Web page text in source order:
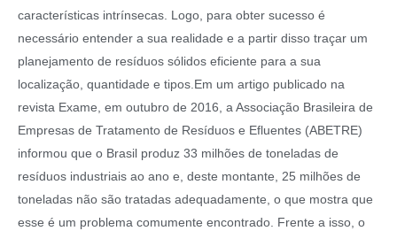
características intrínsecas. Logo, para obter sucesso é
necessário entender a sua realidade e a partir disso traçar um
planejamento de resíduos sólidos eficiente para a sua
localização, quantidade e tipos.Em um artigo publicado na
revista Exame, em outubro de 2016, a Associação Brasileira de
Empresas de Tratamento de Resíduos e Efluentes (ABETRE)
informou que o Brasil produz 33 milhões de toneladas de
resíduos industriais ao ano e, deste montante, 25 milhões de
toneladas não são tratadas adequadamente, o que mostra que
esse é um problema comumente encontrado. Frente a isso, o